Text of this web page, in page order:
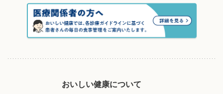
おいしい健康について